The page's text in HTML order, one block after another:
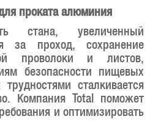
проката алюминия
стана, увеличенный
за проход, сохранение
проволоки и листов,
безопасности пищевых
сталкивается
Компания Total поможет
и оптимизировать